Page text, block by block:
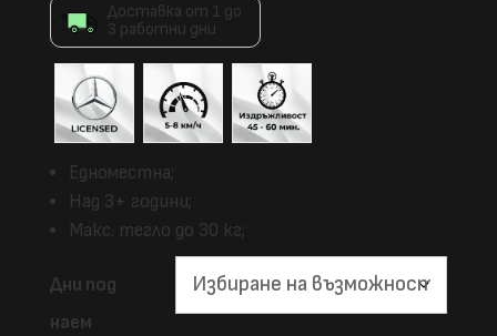
Доставка от 1 до
3 работни дни
Едноместна;
Над 3+ години;
Макс. тегло до 30 кг;
Дни под
наем